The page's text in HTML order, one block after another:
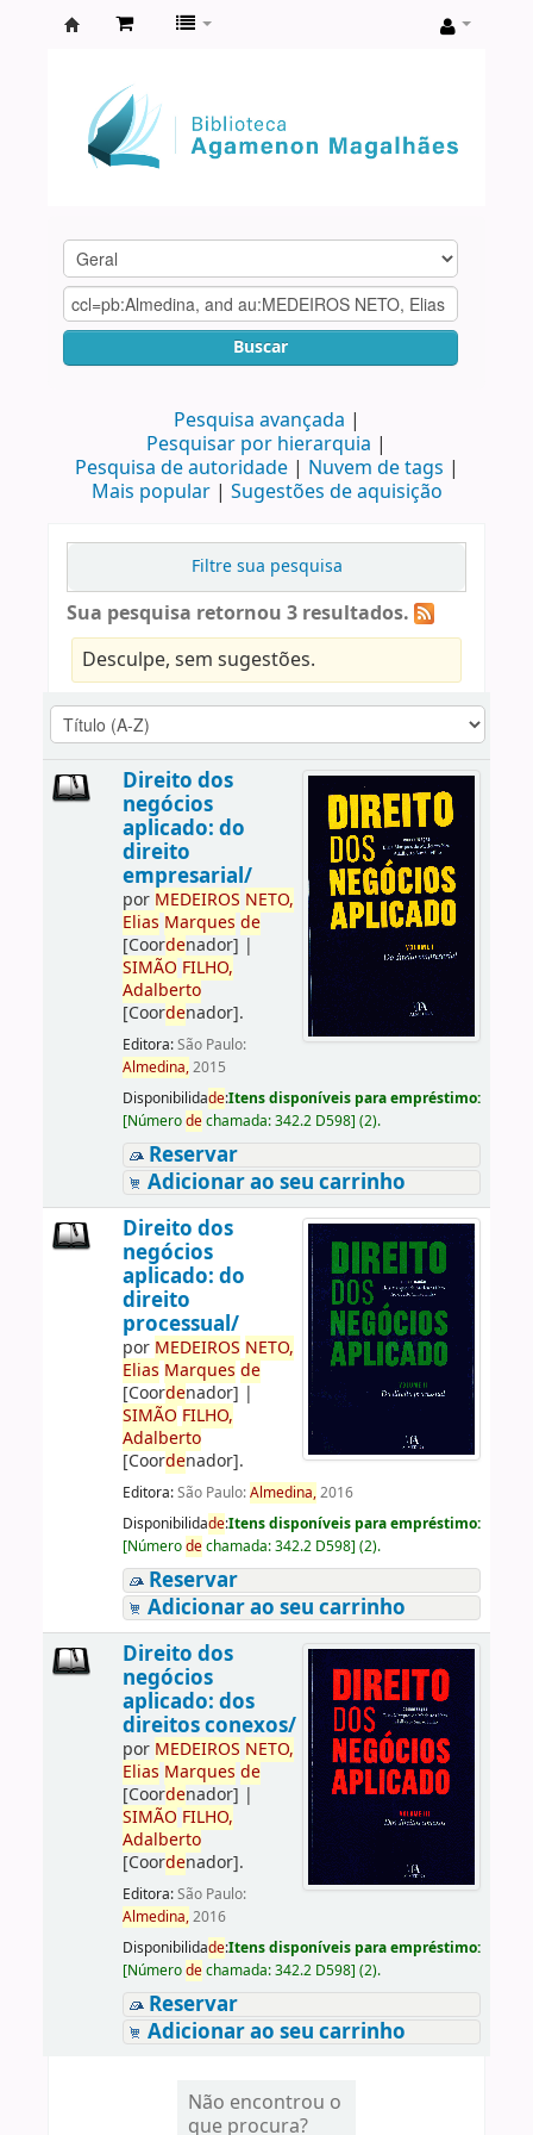
Agamenon
Magalhães
Buscar
Pesquisa avançada
Pesquisar por hierarquia
Pesquisa de autoridade
Nuvem de tags
Mais popular
Sugestões de aquisição
Filtre sua pesquisa
Sua pesquisa retornou 3 resultados.
Desculpe, sem sugestões.
Direito dos
negócios
aplicado: do
direito
empresarial/
por MEDEIROS NETO,
Elias Marques de
[Coordenador] |
SIMÃO FILHO,
Adalberto
[Coordenador].
Editora:São Paulo:
Almedina,2015
Disponibilidade:Itens disponíveis para empréstimo:
[Númerodechamada:342.2 D598] (2).
Reservar
Adicionar ao seu carrinho
Direito dos
negócios
aplicado: do
direito
processual/
por MEDEIROS NETO,
Elias Marques de
[Coordenador] |
SIMÃO FILHO,
Adalberto
[Coordenador].
Editora:São Paulo:Almedina,2016
Disponibilidade:Itens disponíveis para empréstimo:
[Númerodechamada:342.2 D598] (2).
Reservar
Adicionar ao seu carrinho
Direito dos
negócios
aplicado: dos
direitos conexos/
por MEDEIROS NETO,
Elias Marques de
[Coordenador] |
SIMÃO FILHO,
Adalberto
[Coordenador].
Editora:São Paulo:
Almedina,2016
Disponibilidade:Itens disponíveis para empréstimo:
[Númerodechamada:342.2 D598] (2).
Reservar
Adicionar ao seu carrinho
Não encontrou o
que procura?